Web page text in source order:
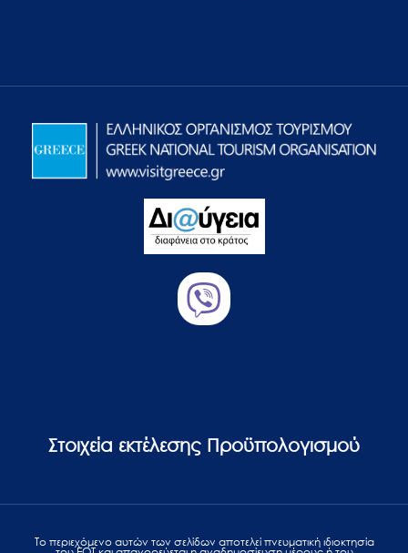
Στοιχεία εκτέλεσης Προϋπολογισμού
Το περιεχόμενο αυτών των σελίδων αποτελεί πvευματική ιδιοκτησία